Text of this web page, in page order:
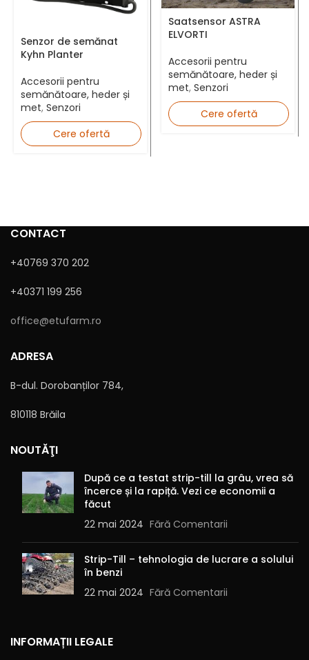
Adresă Email *
Județ *
Mesaj
Senzor de semănat
Kyhn Planter
Accesorii pentru
semănătoare, heder și
met, Senzori
Cere ofertă
Saatsensor ASTRA
ELVORTI
Accesorii pentru
semănătoare, heder și
met, Senzori
Cere ofertă
CONTACT
+40769 370 202
+40371 199 256
office@etufarm.ro
ADRESA
B-dul. Dorobanților 784,
810118 Brăila
NOUTĂŢI
După ce a testat strip-till la grâu, vrea să
încerce și la rapiță. Vezi ce economii a
făcut
22 mai 2024 Fără Comentarii
Strip-Till – tehnologia de lucrare a solului
în benzi
22 mai 2024 Fără Comentarii
INFORMAȚII LEGALE